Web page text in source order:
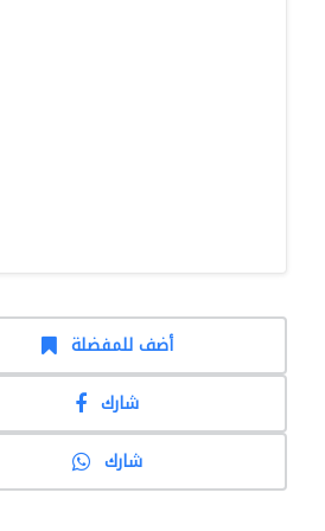
أضف للمفضلة
شارك
شارك